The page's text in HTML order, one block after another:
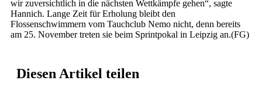
wir zuversichtlich in die nächsten Wettkämpfe gehen“, sagte
Hannich. Lange Zeit für Erholung bleibt den
Flossenschwimmern vom Tauchclub Nemo nicht, denn bereits
am 25. November treten sie beim Sprintpokal in Leipzig an.(FG)
Diesen Artikel teilen